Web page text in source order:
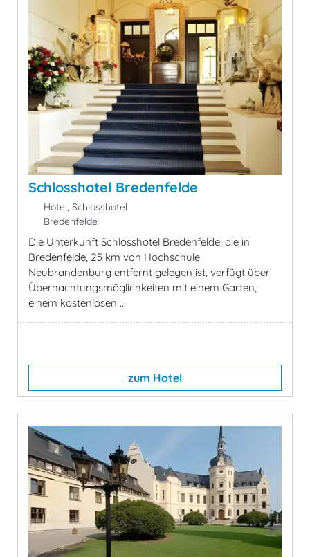
Schlosshotel Bredenfelde
Hotel, Schlosshotel
Bredenfelde
Die Unterkunft Schlosshotel Bredenfelde, die in
Bredenfelde, 25 km von Hochschule
Neubrandenburg entfernt gelegen ist, verfügt über
Übernachtungsmöglichkeiten mit einem Garten,
einem kostenlosen ...
zum Hotel